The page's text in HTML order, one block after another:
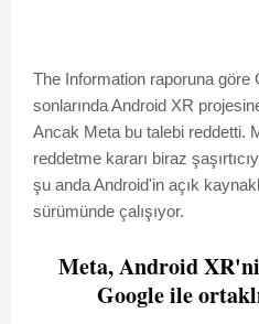
The Information raporuna göre
sonlarında Android XR
Ancak Meta bu talebi reddetti.
reddetme kararı biraz
şu anda Android'in açık
sürümünde çalışıyor.
Meta, Android
Google ile